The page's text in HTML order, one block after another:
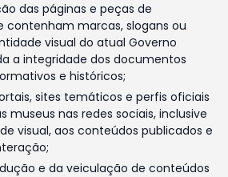
das páginas e peças de
contenham marcas, slogans ou
visual do atual Governo
a integridade dos documentos
e históricos;
sites temáticos e perfis oficiais
museus nas redes sociais, inclusive
visual, aos conteúdos publicados e
e da veiculação de conteúdos